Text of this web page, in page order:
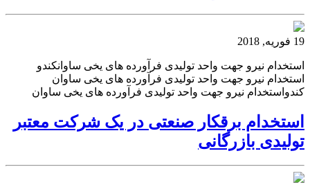
19 فوریه, 2018
استخدام نیرو جهت واحد تولیدی فرآورده های یخی ساوانکندو
استخدام نیرو جهت واحد تولیدی فرآورده های یخی ساوان
کندواستخدام نیرو جهت واحد تولیدی فرآورده های یخی ساوان
استخدام برقکار صنعتی در یک شرکت معتبر
تولیدی بازرگانی